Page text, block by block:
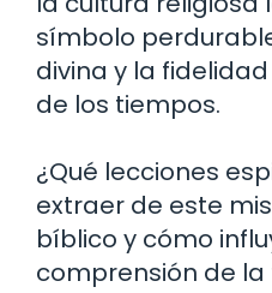
símbolo
divina y la
de los tiempos.
¿Qué lecciones
extraer de este
bíblico y cómo
comprensión de la